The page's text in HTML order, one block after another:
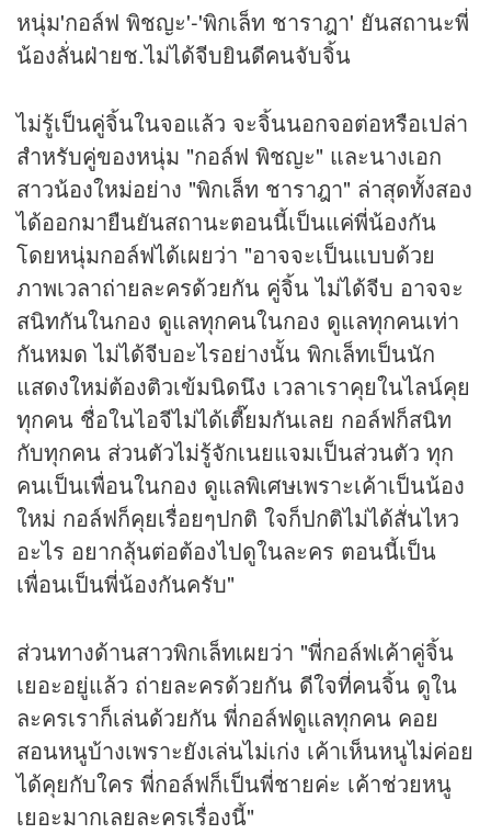
หนุ่ม'กอล์ฟ พิชญะ'-'พิกเล็ท ชาราฎา' ยันสถานะพี่
น้องลั่นฝ่ายช.ไม่ได้จีบยินดีคนจับจิ้น
ไม่รู้เป็นคู่จิ้นในจอแล้ว จะจิ้นนอกจอต่อหรือเปล่า
สำหรับคู่ของหนุ่ม "กอล์ฟ พิชญะ" และนางเอก
สาวน้องใหม่อย่าง "พิกเล็ท ชาราฎา" ล่าสุดทั้งสอง
ได้ออกมายืนยันสถานะตอนนี้เป็นแค่พี่น้องกัน
โดยหนุ่มกอล์ฟได้เผยว่า "อาจจะเป็นแบบด้วย
ภาพเวลาถ่ายละครด้วยกัน คู่จิ้น ไม่ได้จีบ อาจจะ
สนิทกันในกอง ดูแลทุกคนในกอง ดูแลทุกคนเท่า
กันหมด ไม่ได้จีบอะไรอย่างนั้น พิกเล็ทเป็นนัก
แสดงใหม่ต้องติวเข้มนิดนึง เวลาเราคุยในไลน์คุย
ทุกคน ชื่อในไอจีไม่ได้เตี๊ยมกันเลย กอล์ฟก็สนิท
กับทุกคน ส่วนตัวไม่รู้จักเนยแจมเป็นส่วนตัว ทุก
คนเป็นเพื่อนในกอง ดูแลพิเศษเพราะเค้าเป็นน้อง
ใหม่ กอล์ฟก็คุยเรื่อยๆปกติ ใจก็ปกติไม่ได้สั่นไหว
อะไร อยากลุ้นต่อต้องไปดูในละคร ตอนนี้เป็น
เพื่อนเป็นพี่น้องกันครับ"
ส่วนทางด้านสาวพิกเล็ทเผยว่า "พี่กอล์ฟเค้าคู่จิ้น
เยอะอยู่แล้ว ถ่ายละครด้วยกัน ดีใจที่คนจิ้น ดูใน
ละครเราก็เล่นด้วยกัน พี่กอล์ฟดูแลทุกคน คอย
สอนหนูบ้างเพราะยังเล่นไม่เก่ง เค้าเห็นหนูไม่ค่อย
ได้คุยกับใคร พี่กอล์ฟก็เป็นพี่ชายค่ะ เค้าช่วยหนู
เยอะมากเลยละครเรื่องนี้"